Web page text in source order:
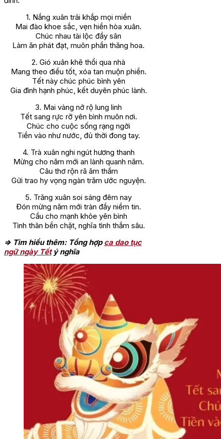
1. Nắng xuân trải khắp mọi miền
Mai đào khoe sắc, vẹn hiền hòa xuân.
Chúc nhau tài lộc đầy sân
Làm ăn phát đạt, muôn phần thăng hoa.
2. Gió xuân khẽ thổi qua nhà
Mang theo điều tốt, xóa tan muộn phiền.
Tết này chúc phúc bình yên
Gia đình hạnh phúc, kết duyên phúc lành.
3. Mai vàng nở rộ lung linh
Tết sang rực rỡ yên bình muôn nơi.
Chúc cho cuộc sống rạng ngời
Tiền vào như nước, đủ thời đong tay.
4. Trà xuân nghi ngút hương thanh
Mừng cho năm mới an lành quanh năm.
Câu thơ rộn rã âm thầm
Gửi trao hy vọng ngàn trăm ước nguyện.
5. Trăng xuân soi sáng đêm nay
Đón mừng năm mới tràn đầy niềm tin.
Cầu cho mạnh khỏe yên bình
Tình thân bền chặt, nghĩa tình thắm sâu.
=> Tìm hiểu thêm: Tổng hợp ca dao tục
ngữ ngày Tếtý nghĩa